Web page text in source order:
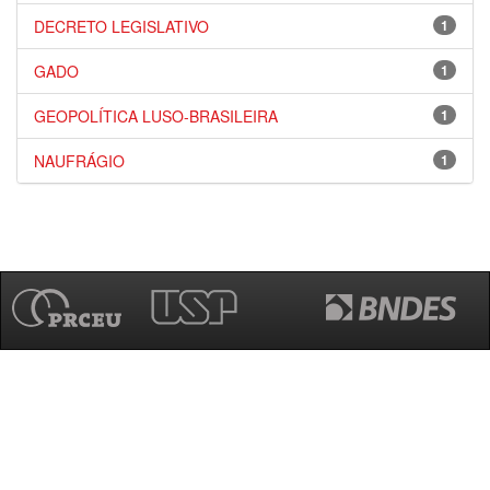
1
DECRETO LEGISLATIVO
1
GADO
1
GEOPOLÍTICA LUSO-BRASILEIRA
1
NAUFRÁGIO